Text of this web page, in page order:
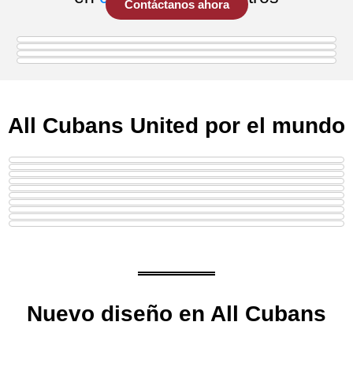
Contáctanos ahora
All Cubans United por el mundo
Nuevo diseño en All Cubans